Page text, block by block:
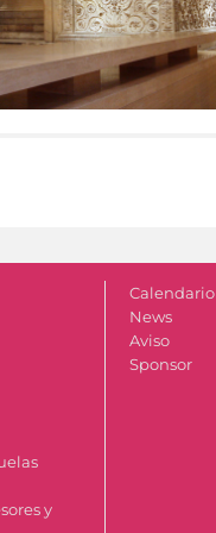
y
Calendario
News
Aviso
Sponsor